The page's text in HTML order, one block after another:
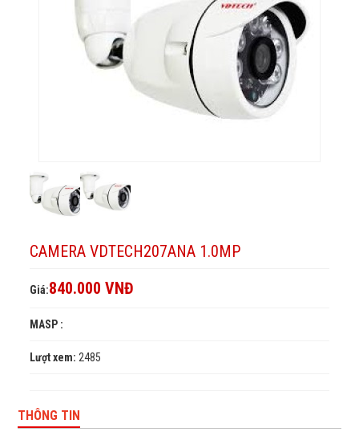
CAMERA VDTECH207ANA 1.0MP
Giá:840.000 VNĐ
MASP :
Lượt xem: 2485
THÔNG TIN